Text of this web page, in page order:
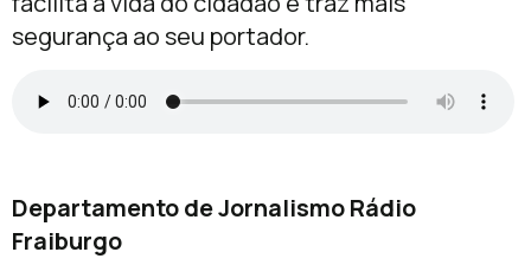
segurança ao seu portador.
Departamento de Jornalismo Rádio
Fraiburgo